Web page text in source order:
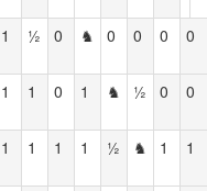
1 ½ 0 ♞ 0 0 0 0
1 1 0 1 ♞ ½ 0 0
1 1 1 1 ½ ♞ 1 1